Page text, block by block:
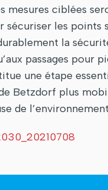
mesures ciblées
les points
la
passages pour
une étape
Betzdorf plus
de